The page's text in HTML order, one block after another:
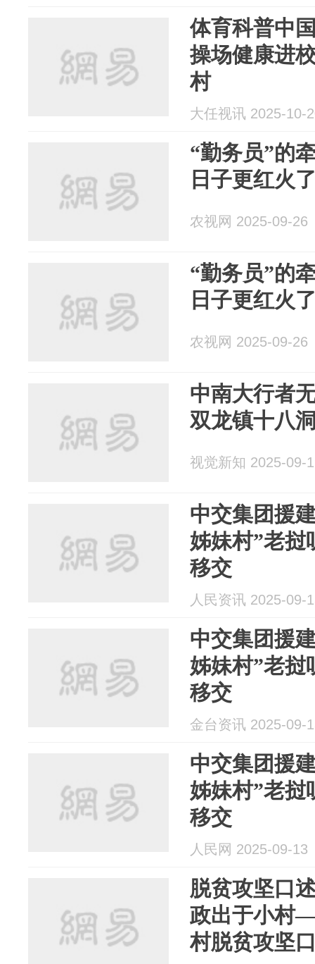
体育科普中
操场健康进
村
大任视讯 2025-10-
“勤务员”的
日子更红火
农视网 2025-09-26
“勤务员”的
日子更红火
农视网 2025-09-26
中南大行者
双龙镇十八
视觉新知 2025-09-
中交集团援
姊妹村”老挝
移交
人民资讯 2025-09-
中交集团援
姊妹村”老挝
移交
金台资讯 2025-09-
中交集团援
姊妹村”老挝
移交
人民网 2025-09-13
脱贫攻坚口
政出于小村
村脱贫攻坚